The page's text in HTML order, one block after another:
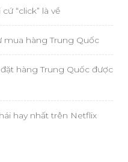
“click” là về
mua hàng Trung Quốc
hàng Trung Quốc được
hay nhất trên Netflix